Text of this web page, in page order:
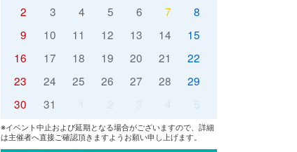
2
3 4 5 6 7
8
9
10 11 12 13 14
15
16
17 18 19 20 21
22
23
24 25 26 27 28
29
30
31 5
※イベント中止および延期となる場合がございますので、詳細
は主催者へ直接ご確認頂きますようお願い申し上げます。